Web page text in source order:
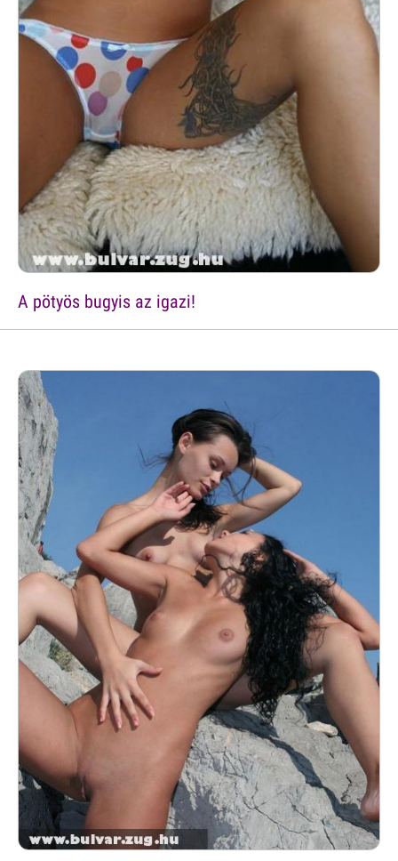
A pötyös bugyis az igazi!